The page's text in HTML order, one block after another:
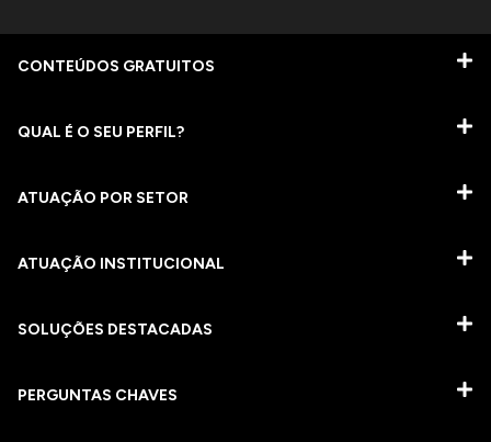
CONTEÚDOS GRATUITOS
QUAL É O SEU PERFIL?
ATUAÇÃO POR SETOR
ATUAÇÃO INSTITUCIONAL
SOLUÇÕES DESTACADAS
PERGUNTAS CHAVES​